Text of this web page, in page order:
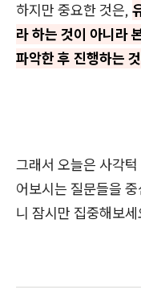
하지만 중요한 것은,
라 하는 것이 아니라
파악한 후 진행하는
그래서 오늘은 사각
어보시는 질문들을
니 잠시만 집중해보